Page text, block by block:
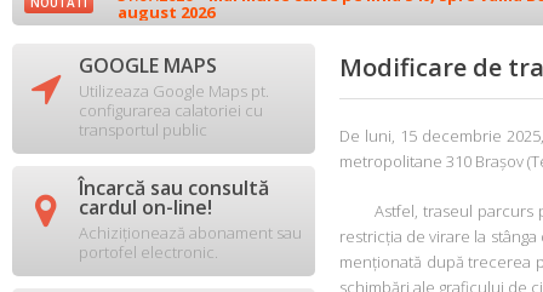
august 2026
 GOOGLE MAPS
Utilizeaza Google Maps pt.
configurarea calatoriei cu
transportul public
 Încarcă sau consultă
cardul on-line!
Achiziționează abonament sau
portofel electronic.
Modificare de
De luni, 15 decembrie
metropolitane 310 Brașov
Astfel, traseul parcurs
restricția de virare la
menționată după trecerea
schimbări ale graficului de